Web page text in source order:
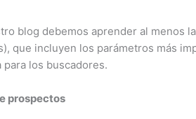
blog debemos aprender al menos
que incluyen los parámetros más
los buscadores.
prospectos